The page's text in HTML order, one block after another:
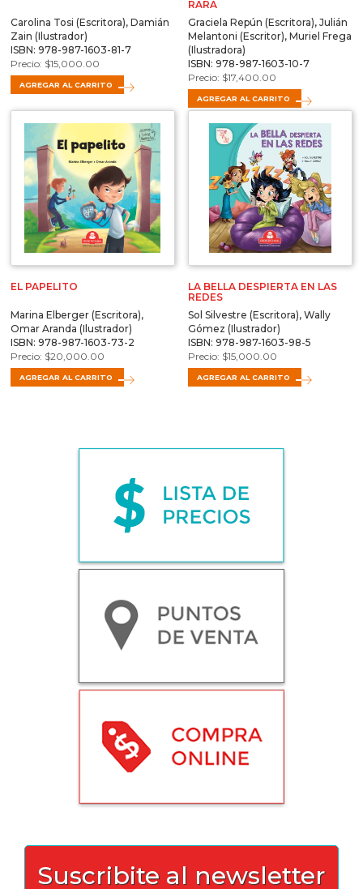
Carolina Tosi (Escritora), Damián
Zain (Ilustrador)
ISBN: 978-987-1603-81-7
$15,000.00
AGREGAR AL CARRITO
RARA
Graciela Repún (Escritora), Julián
Melantoni (Escritor), Muriel Frega
(Ilustradora)
ISBN: 978-987-1603-10-7
$17,400.00
AGREGAR AL CARRITO
EL PAPELITO
Marina Elberger (Escritora),
Omar Aranda (Ilustrador)
ISBN: 978-987-1603-73-2
$20,000.00
AGREGAR AL CARRITO
LA BELLA DESPIERTA EN LAS
REDES
Sol Silvestre (Escritora), Wally
Gómez (Ilustrador)
ISBN: 978-987-1603-98-5
$15,000.00
AGREGAR AL CARRITO
Suscribite al newsletter